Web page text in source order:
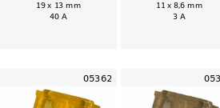
19 x 13 mm
40 A
11 x 8,6 mm
3 A
05362